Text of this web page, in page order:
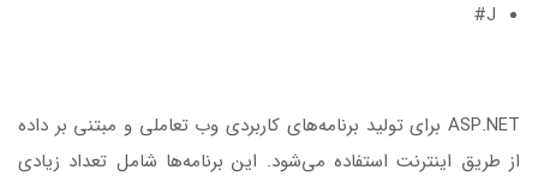
J#
ASP.NET برای تولید برنامه‌های کاربردی وب تعاملی و مبتنی بر داده
از طریق اینترنت استفاده می‌شود. این برنامه‌ها شامل تعداد زیادی